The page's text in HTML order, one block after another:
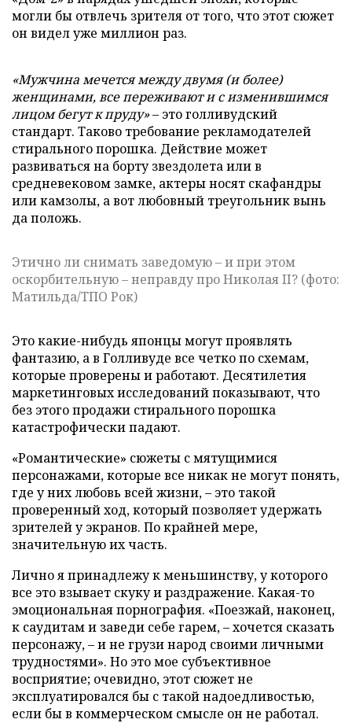
могли бы отвлечь зрителя от того, что этот сюжет
он видел уже миллион раз.
«Мужчина мечется между двумя (и более)
женщинами, все переживают и с изменившимся
лицом бегут к пруду»– это голливудский
стандарт. Таково требование рекламодателей
стирального порошка. Действие может
развиваться на борту звездолета или в
средневековом замке, актеры носят скафандры
или камзолы, а вот любовный треугольник вынь
да положь.
Этично ли снимать заведомую – и при этом
оскорбительную – неправду про Николая II? (фото:
Матильда/ТПО Рок)
Это какие-нибудь японцы могут проявлять
фантазию, а в Голливуде все четко по схемам,
которые проверены и работают. Десятилетия
маркетинговых исследований показывают, что
без этого продажи стирального порошка
катастрофически падают.
«Романтические» сюжеты с мятущимися
персонажами, которые все никак не могут понять,
где у них любовь всей жизни, – это такой
проверенный ход, который позволяет удержать
зрителей у экранов. По крайней мере,
значительную их часть.
Лично я принадлежу к меньшинству, у которого
все это взывает скуку и раздражение. Какая-то
эмоциональная порнография. «Поезжай, наконец,
к саудитам и заведи себе гарем, – хочется сказать
персонажу, – и не грузи народ своими личными
трудностями». Но это мое субъективное
восприятие; очевидно, этот сюжет не
эксплуатировался бы с такой надоедливостью,
если бы в коммерческом смысле он не работал.